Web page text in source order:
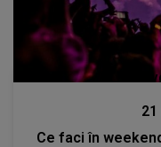
21
Ce faci în